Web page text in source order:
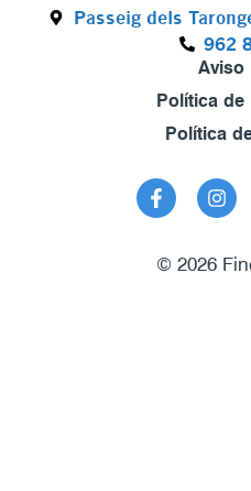
Passeig dels
962
Aviso
Política de
Política
© 2026